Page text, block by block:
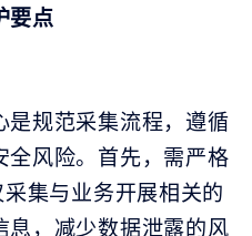
要点
是规范采集流程，遵循
全风险。首先，需严格
集与业务开展相关的
，减少数据泄露的风